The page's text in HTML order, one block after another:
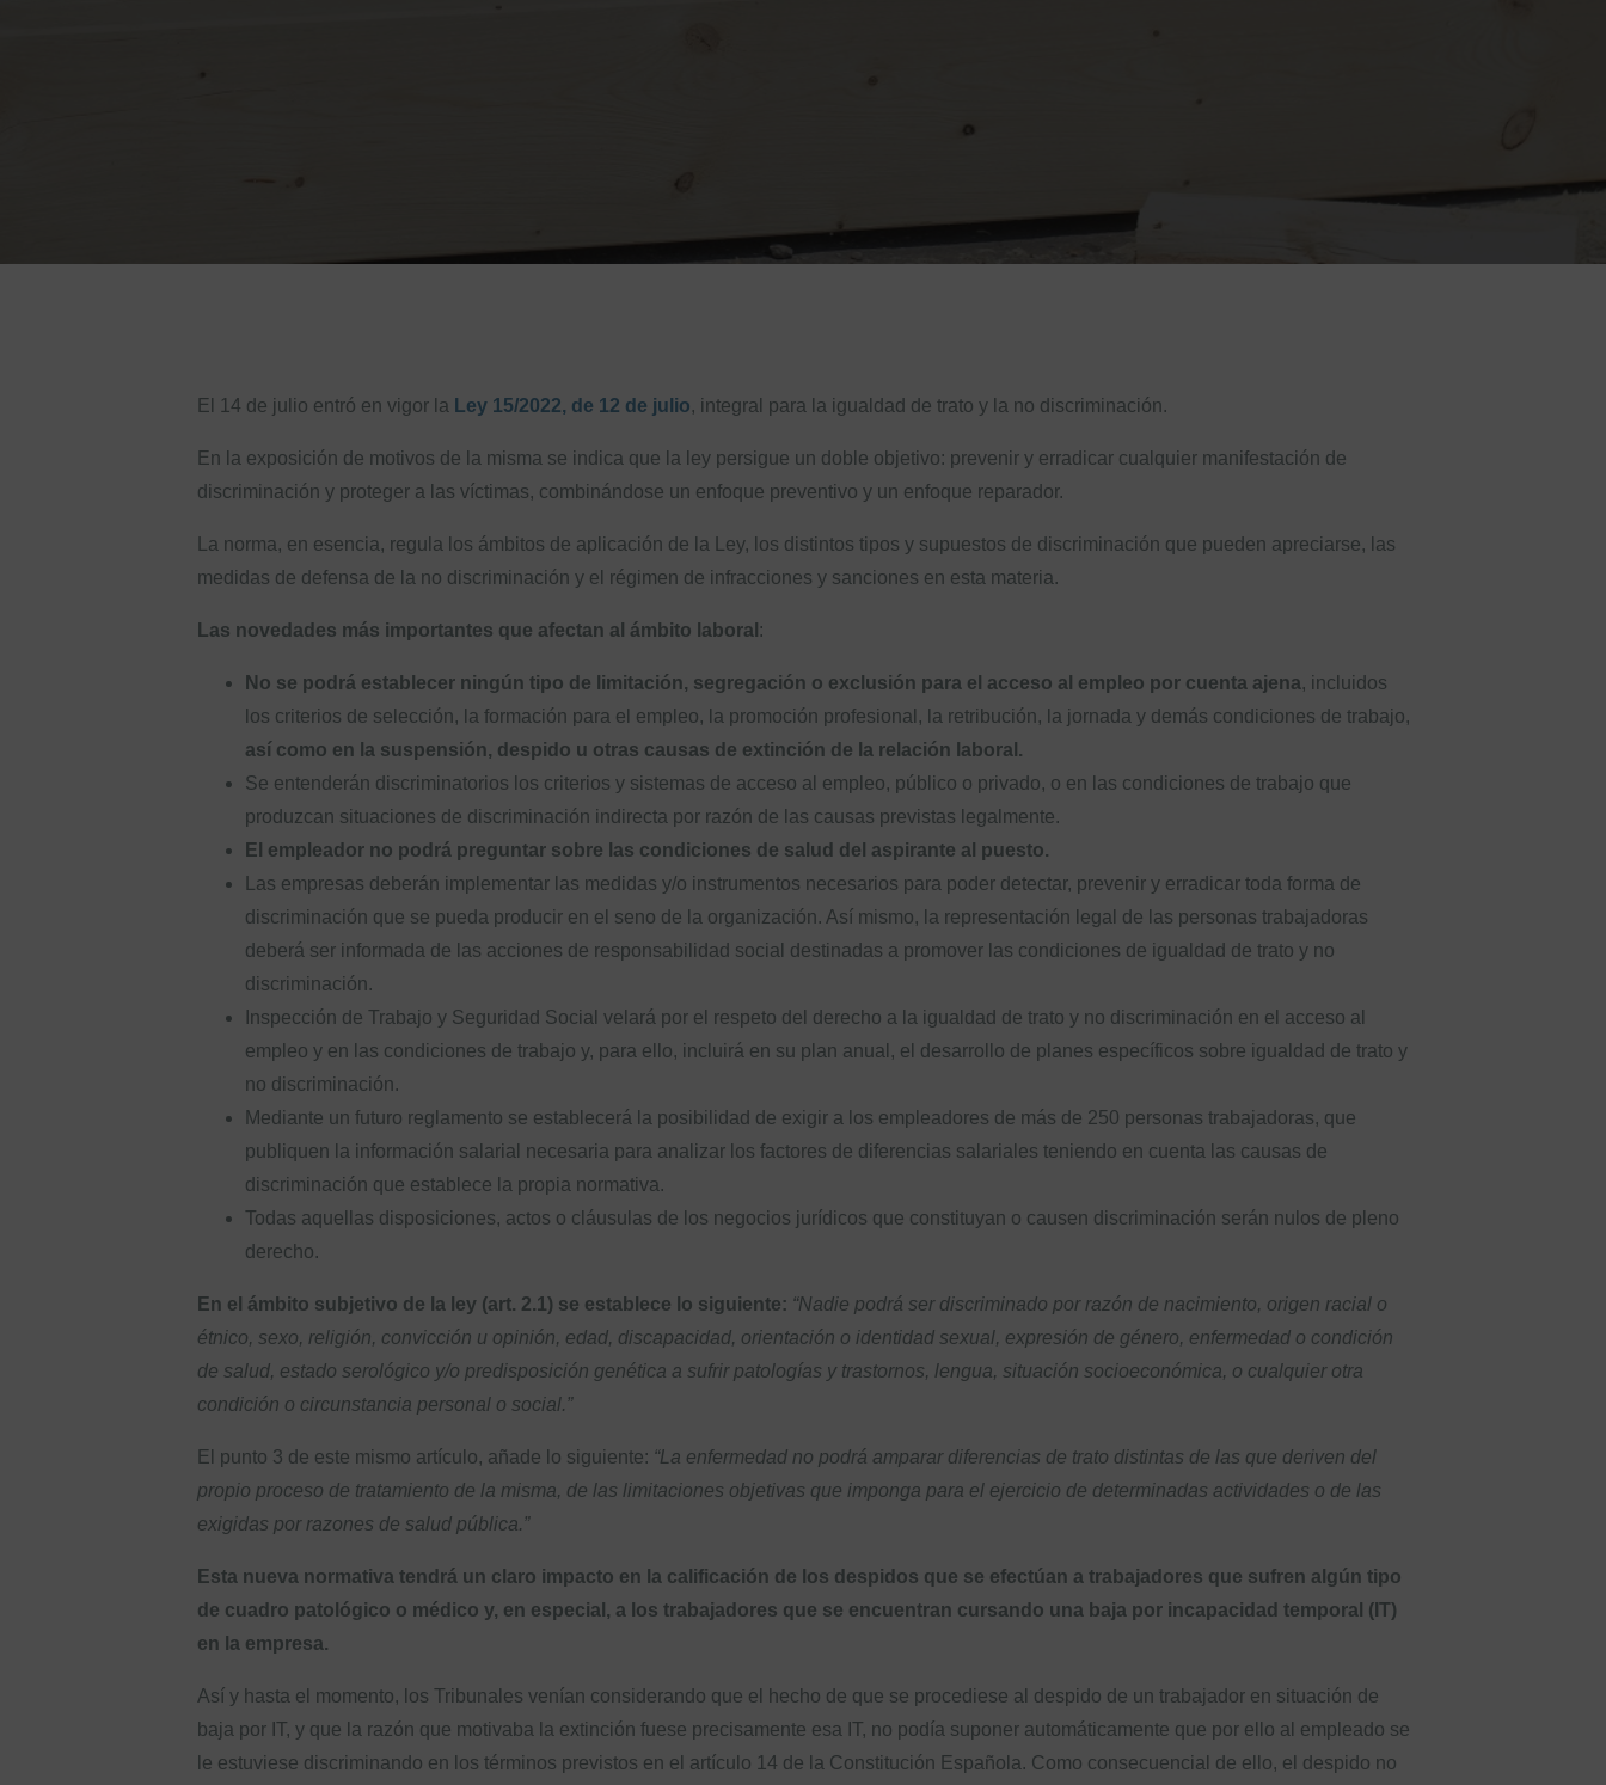
El 14 de julio entró en vigor la Ley 15/2022, de 12 de julio, integral para la igualdad de trato y la no discriminación.
En la exposición de motivos de la misma se indica que la ley persigue un doble objetivo: prevenir y erradicar cualquier manifestación de
discriminación y proteger a las víctimas, combinándose un enfoque preventivo y un enfoque reparador.
La norma, en esencia, regula los ámbitos de aplicación de la Ley, los distintos tipos y supuestos de discriminación que pueden apreciarse, las
medidas de defensa de la no discriminación y el régimen de infracciones y sanciones en esta materia.
Las novedades más importantes que afectan al ámbito laboral :
No se podrá establecer ningún tipo de limitación, segregación o exclusión para el acceso al empleo por cuenta ajena, incluidos
los criterios de selección, la formación para el empleo, la promoción profesional, la retribución, la jornada y demás condiciones de trabajo,
así como en la suspensión, despido u otras causas de extinción de la relación laboral.
Se entenderán discriminatorios los criterios y sistemas de acceso al empleo, público o privado, o en las condiciones de trabajo que
produzcan situaciones de discriminación indirecta por razón de las causas previstas legalmente.
El empleador no podrá preguntar sobre las condiciones de salud del aspirante al puesto.
Las empresas deberán implementar las medidas y/o instrumentos necesarios para poder detectar, prevenir y erradicar toda forma de
discriminación que se pueda producir en el seno de la organización. Así mismo, la representación legal de las personas trabajadoras
deberá ser informada de las acciones de responsabilidad social destinadas a promover las condiciones de igualdad de trato y no
discriminación.
Inspección de Trabajo y Seguridad Social velará por el respeto del derecho a la igualdad de trato y no discriminación en el acceso al
empleo y en las condiciones de trabajo y, para ello, incluirá en su plan anual, el desarrollo de planes específicos sobre igualdad de trato y
no discriminación.
Mediante un futuro reglamento se establecerá la posibilidad de exigir a los empleadores de más de 250 personas trabajadoras, que
publiquen la información salarial necesaria para analizar los factores de diferencias salariales teniendo en cuenta las causas de
discriminación que establece la propia normativa.
Todas aquellas disposiciones, actos o cláusulas de los negocios jurídicos que constituyan o causen discriminación serán nulos de pleno
derecho.
En el ámbito subjetivo de la ley (art. 2.1) se establece lo siguiente: “Nadie podrá ser discriminado por razón de nacimiento, origen racial o
étnico, sexo, religión, convicción u opinión, edad, discapacidad, orientación o identidad sexual, expresión de género, enfermedad o condición
de salud, estado serológico y/o predisposición genética a sufrir patologías y trastornos, lengua, situación socioeconómica, o cualquier otra
condición o circunstancia personal o social.”
El punto 3 de este mismo artículo, añade lo siguiente: “La enfermedad no podrá amparar diferencias de trato distintas de las que deriven del
propio proceso de tratamiento de la misma, de las limitaciones objetivas que imponga para el ejercicio de determinadas actividades o de las
exigidas por razones de salud pública.”
Esta nueva normativa tendrá un claro impacto en la calificación de los despidos que se efectúan a trabajadores que sufren algún tipo
de cuadro patológico o médico y, en especial, a los trabajadores que se encuentran cursando una baja por incapacidad temporal (IT)
en la empresa.
Así y hasta el momento, los Tribunales venían considerando que el hecho de que se procediese al despido de un trabajador en situación de
baja por IT, y que la razón que motivaba la extinción fuese precisamente esa IT, no podía suponer automáticamente que por ello al empleado se
le estuviese discriminando en los términos previstos en el artículo 14 de la Constitución Española. Como consecuencial de ello, el despido no